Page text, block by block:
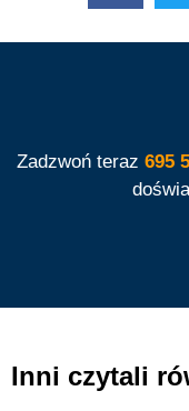
Zadzwoń teraz 695
Inni czytali